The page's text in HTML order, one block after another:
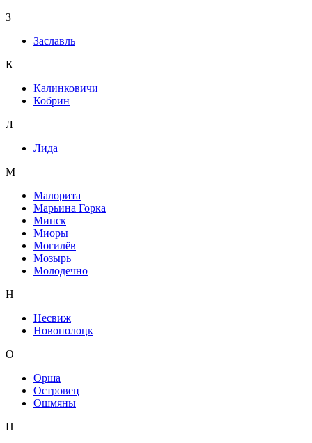
З
Заславль
К
Калинковичи
Кобрин
Л
Лида
М
Малорита
Марьина Горка
Минск
Миоры
Могилёв
Мозырь
Молодечно
Н
Несвиж
Новополоцк
О
Орша
Островец
Ошмяны
П